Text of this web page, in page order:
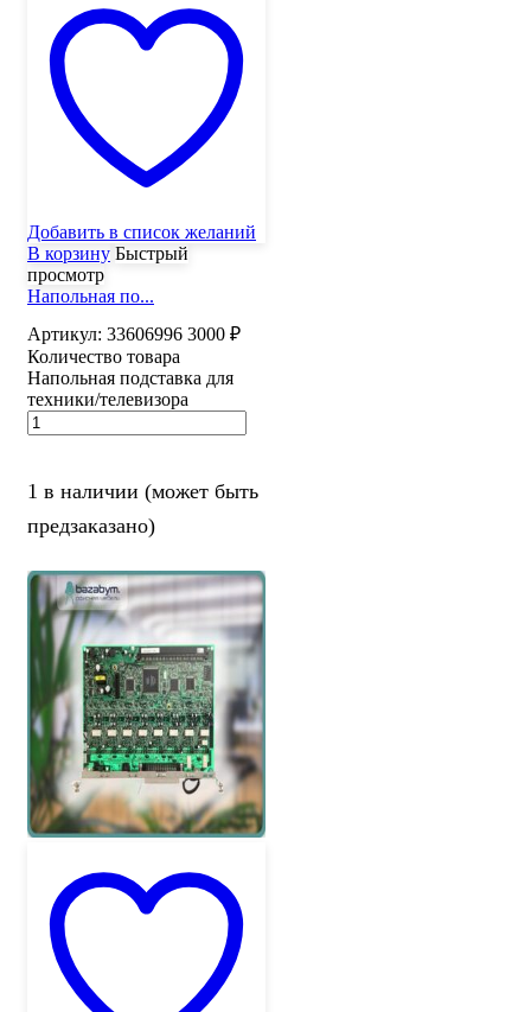
Добавить в список желаний
В корзину Быстрый
просмотр
Напольная по...
Артикул: 33606996 3000 ₽
Количество товара
Напольная подставка для
техники/телевизора
1 в наличии (может быть
предзаказано)